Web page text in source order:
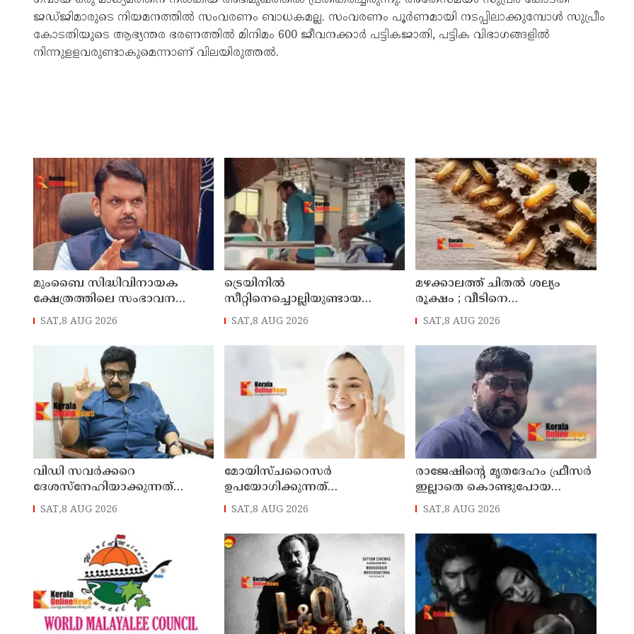
ജഡ്ജിമാരുടെ നിയമനത്തിൽ സംവരണം ബാധകമല്ല. സംവരണം പൂർണമായി നടപ്പിലാക്കുമ്പോൾ സുപ്രീം
കോടതിയുടെ ആഭ്യന്തര ഭരണത്തിൽ മിനിമം 600 ജീവനക്കാർ പട്ടികജാതി, പട്ടിക വിഭാഗങ്ങളിൽ
നിന്നുളളവരുണ്ടാകുമെന്നാണ് വിലയിരുത്തൽ.
മുംബൈ സിദ്ധിവിനായക
ക്ഷേത്രത്തിലെ സംഭാവന
കൊളള ; സമഗ്ര
മുഖ്യമന്ത്രി ദേവേന്ദ്ര
ഫഡ്‌നാവിസ്
SAT,8 AUG 2026
ട്രെയിനിൽ
സീറ്റിനെച്ചൊല്ലിയുണ്ടായ
തർക്കത്തിനിടെ സ്ത്രീയെ
SAT,8 AUG 2026
മഴക്കാലത്ത് ചിതൽ ശല്യം
രൂക്ഷം ; വീടിനെ
സംരക്ഷിക്കാൻ ഇക്കാര്യങ്ങൾ
SAT,8 AUG 2026
വിഡി സവര്‍ക്കറെ
ദേശസ്‌നേഹിയാക്കുന്നത്
ആര്‍എസ്എസ് - ബിജെപി
അജണ്ടയെന്ന് മുതിര്‍ന്ന മുസ്ലീം
ലീഗ് നേതാവ് എംകെ മുനീര്‍
SAT,8 AUG 2026
മോയിസ്ചറൈസർ
ഉപയോഗിക്കുന്നത്
നല്ലതാണോ? ദിവസവും
ഉപയോഗിക്കുന്നവർ
ഇക്കാര്യങ്ങൾ അറിയണം
SAT,8 AUG 2026
രാജേഷിന്റെ മൃതദേഹം ഫ്രീസർ
ഇല്ലാതെ കൊണ്ടുപോയ
സംഭവം: പയ്യന്നൂർ
തഹസിൽദാറിനെ സസ്പെൻഡ്
ചെയ്യാൻ നിർദ്ദേശം
SAT,8 AUG 2026